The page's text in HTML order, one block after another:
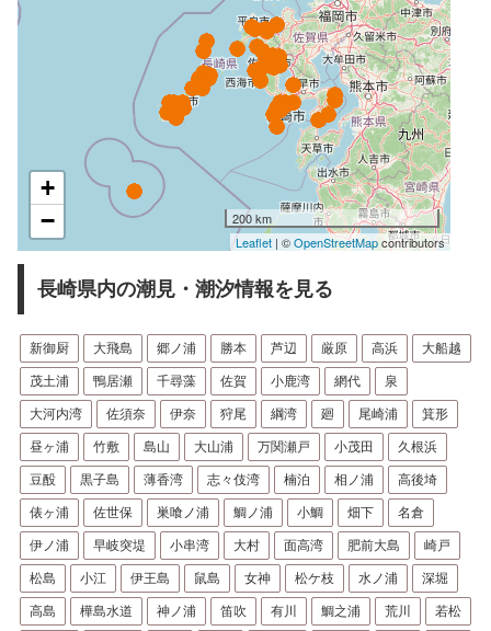
+
−
200 km
Leaflet | ©OpenStreetMapcontributors
長崎県内の潮見・潮汐情報を見る
新御厨 大飛島 郷ノ浦 勝本 芦辺 厳原 高浜 大船越
茂土浦 鴨居瀬 千尋藻 佐賀 小鹿湾 網代 泉
大河内湾 佐須奈 伊奈 狩尾 綱湾 廻 尾崎浦 箕形
昼ヶ浦 竹敷 島山 大山浦 万関瀬戸 小茂田 久根浜
豆酘 黒子島 薄香湾 志々伎湾 楠泊 相ノ浦 高後埼
俵ヶ浦 佐世保 巣喰ノ浦 鯛ノ浦 小鯛 畑下 名倉
伊ノ浦 早岐突堤 小串湾 大村 面高湾 肥前大島 崎戸
松島 小江 伊王島 鼠島 女神 松ケ枝 水ノ浦 深堀
高島 樺島水道 神ノ浦 笛吹 有川 鯛之浦 荒川 若松